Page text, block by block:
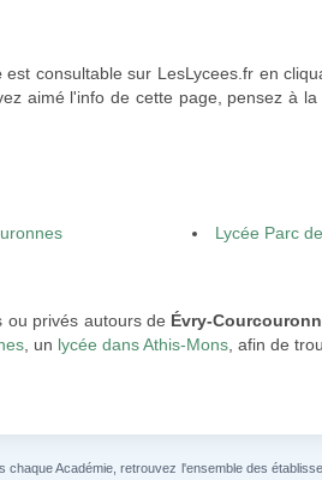
est consultable sur LesLycees.fr en
aimé l'info de cette page, pensez à
Lycée Parc
ou privés autours de Évry-
, un lycée dans Athis-Mons , afin de
Académie, retrouvez l'ensemble des